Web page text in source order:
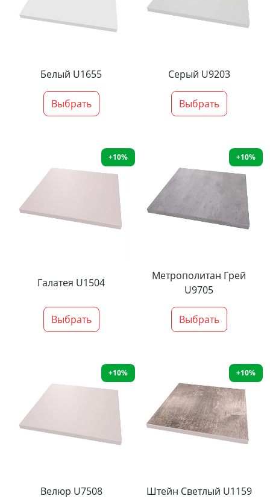
Белый U1655
Выбрать
Серый U9203
Выбрать
+10%
Галатея U1504
Выбрать
+10%
Метрополитан Грей
U9705
Выбрать
+10%
Велюр U7508
+10%
Штейн Светлый U1159